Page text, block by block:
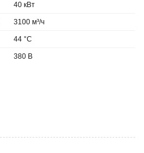
40 кВт
3100 м³/ч
44 °C
380 В